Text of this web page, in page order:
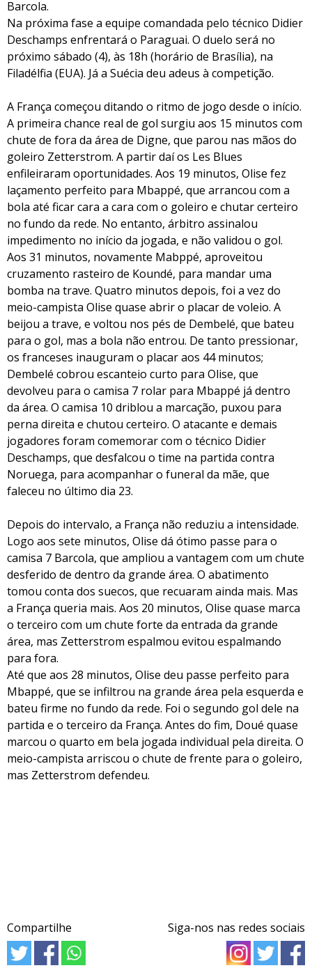
Barcola.
Na próxima fase a equipe comandada pelo técnico Didier
Deschamps enfrentará o Paraguai. O duelo será no
próximo sábado (4), às 18h (horário de Brasília), na
Filadélfia (EUA). Já a Suécia deu adeus à competição.
A França começou ditando o ritmo de jogo desde o início.
A primeira chance real de gol surgiu aos 15 minutos com
chute de fora da área de Digne, que parou nas mãos do
goleiro Zetterstrom. A partir daí os Les Blues
enfileiraram oportunidades. Aos 19 minutos, Olise fez
laçamento perfeito para Mbappé, que arrancou com a
bola até ficar cara a cara com o goleiro e chutar certeiro
no fundo da rede. No entanto, árbitro assinalou
impedimento no início da jogada, e não validou o gol.
Aos 31 minutos, novamente Mabppé, aproveitou
cruzamento rasteiro de Koundé, para mandar uma
bomba na trave. Quatro minutos depois, foi a vez do
meio-campista Olise quase abrir o placar de voleio. A
beijou a trave, e voltou nos pés de Dembelé, que bateu
para o gol, mas a bola não entrou. De tanto pressionar,
os franceses inauguram o placar aos 44 minutos;
Dembelé cobrou escanteio curto para Olise, que
devolveu para o camisa 7 rolar para Mbappé já dentro
da área. O camisa 10 driblou a marcação, puxou para
perna direita e chutou certeiro. O atacante e demais
jogadores foram comemorar com o técnico Didier
Deschamps, que desfalcou o time na partida contra
Noruega, para acompanhar o funeral da mãe, que
faleceu no último dia 23.
Depois do intervalo, a França não reduziu a intensidade.
Logo aos sete minutos, Olise dá ótimo passe para o
camisa 7 Barcola, que ampliou a vantagem com um chute
desferido de dentro da grande área. O abatimento
tomou conta dos suecos, que recuaram ainda mais. Mas
a França queria mais. Aos 20 minutos, Olise quase marca
o terceiro com um chute forte da entrada da grande
área, mas Zetterstrom espalmou evitou espalmando
para fora.
Até que aos 28 minutos, Olise deu passe perfeito para
Mbappé, que se infiltrou na grande área pela esquerda e
bateu firme no fundo da rede. Foi o segundo gol dele na
partida e o terceiro da França. Antes do fim, Doué quase
marcou o quarto em bela jogada individual pela direita. O
meio-campista arriscou o chute de frente para o goleiro,
mas Zetterstrom defendeu.
Compartilhe Siga-nos nas redes sociais